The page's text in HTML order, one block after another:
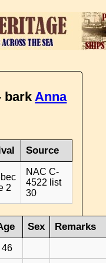
barkAnna
Source
2
NAC C-
4522 list
30
Sex Remarks
46